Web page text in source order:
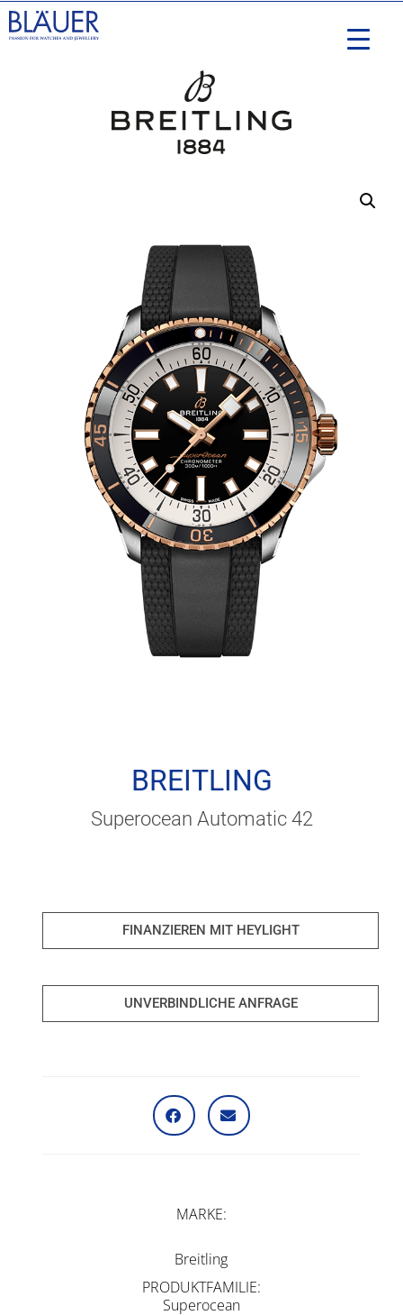
BREITLING
Superocean Automatic 42
FINANZIEREN MIT HEYLIGHT
UNVERBINDLICHE ANFRAGE
MARKE
Breitling
PRODUKTFAMILIE
Superocean